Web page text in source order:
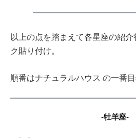
以上の点を踏まえて各星座の紹
ク貼り付け。
順番はナチュラルハウス の一番目
-牡羊座-